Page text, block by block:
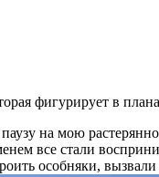
фигурирует в
на мою
все стали
особняки,